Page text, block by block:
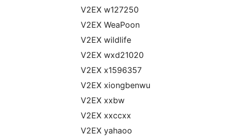
V2EX w127250
V2EX WeaPoon
V2EX wildlife
V2EX wxd21020
V2EX x1596357
V2EX xiongbenwu
V2EX xxbw
V2EX xxccxx
V2EX yahaoo